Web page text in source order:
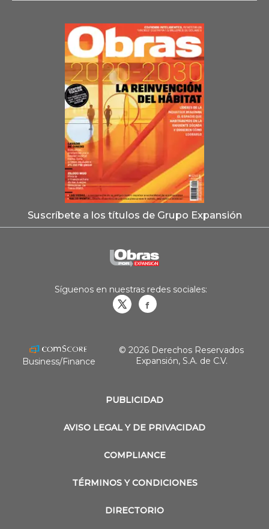
Suscríbete a los títulos de Grupo Expansión
PUBLICIDAD
AVISO LEGAL Y DE PRIVACIDAD
COMPLIANCE
TÉRMINOS Y CONDICIONES
DIRECTORIO
Síguenos en nuestras redes sociales:
Business/Finance
© 2026 Derechos Reservados
Expansión, S.A. de C.V.